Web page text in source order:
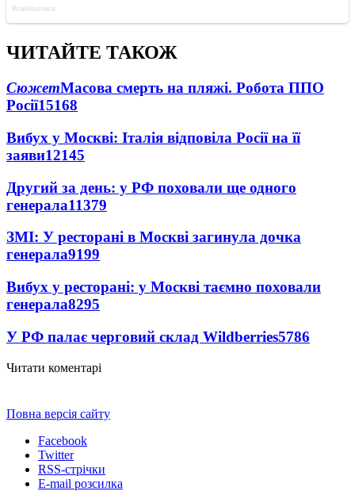
ЧИТАЙТЕ ТАКОЖ
СюжетМасова смерть на пляжі. Робота ППО
Росії15168
Вибух у Москві: Італія відповіла Росії на її
заяви12145
Другий за день: у РФ поховали ще одного
генерала11379
ЗМІ: У ресторані в Москві загинула дочка
генерала9199
Вибух у ресторані: у Москві таємно поховали
генерала8295
У РФ палає черговий склад Wildberries5786
Читати коментарі
Повна версія сайту
Facebook
Twitter
RSS-стрічки
E-mail розсилка